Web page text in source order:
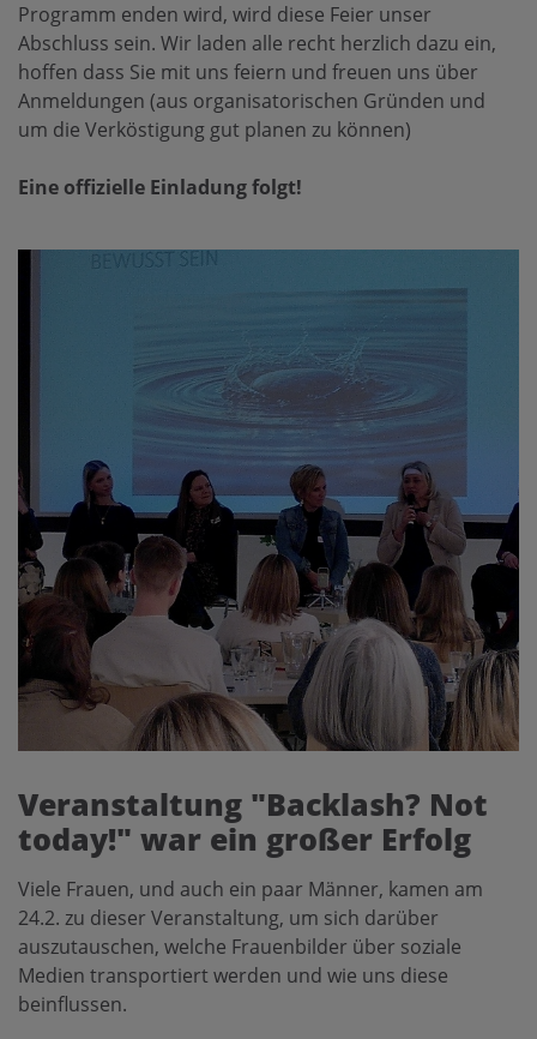
Programm enden wird, wird diese Feier unser
Abschluss sein. Wir laden alle recht herzlich dazu ein,
hoffen dass Sie mit uns feiern und freuen uns über
Anmeldungen (aus organisatorischen Gründen und
um die Verköstigung gut planen zu können)
Eine offizielle Einladung folgt!
Veranstaltung "Backlash? Not
today!" war ein großer Erfolg
Viele Frauen, und auch ein paar Männer, kamen am
24.2. zu dieser Veranstaltung, um sich darüber
auszutauschen, welche Frauenbilder über soziale
Medien transportiert werden und wie uns diese
beinflussen.